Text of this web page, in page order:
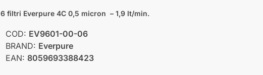
6 filtri Everpure 4C 0,5 micron – 1,9 lt/min.
COD: EV9601-00-06
BRAND: Everpure
EAN:8059693388423